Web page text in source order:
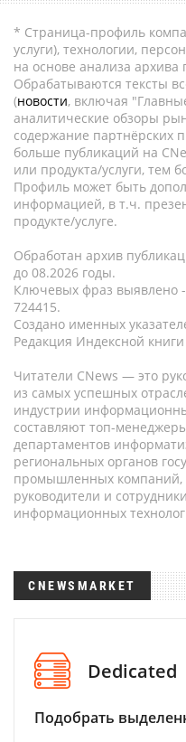
* Страница-профиль
услуги), технологии,
на основе анализа архива
Обрабатываются тексты
(новости, включая
аналитические обзоры
содержание партнёрских
больше публикаций на
или продукта/услуги, тем
Профиль может быть
информацией, в т.ч.
продукте/услуге.
Обработан архив
до 08.2026 годы.
Ключевых фраз выявлено
724415.
Создано именных
Редакция Индексной
Читатели CNews — это
из самых успешных
индустрии
составляют топ-
департаментов
региональных органов
промышленных компаний,
руководители и
информационных
CNEWSMARKET
Dedicated
Подобрать